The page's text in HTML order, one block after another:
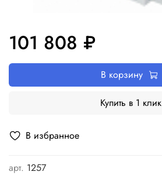
В избранное
арт. 1257
101 808 ₽
В корзину
Купить в 1 клик